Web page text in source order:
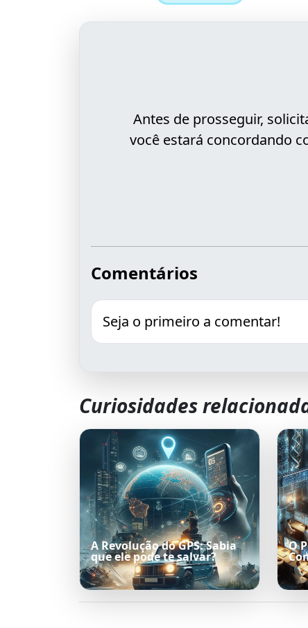
Antes de prosseguir,
você estará concordando
Comentários
Seja o primeiro a comentar!
Curiosidades
A Revolução do GPS: Sabia
que ele pode te salvar?
O